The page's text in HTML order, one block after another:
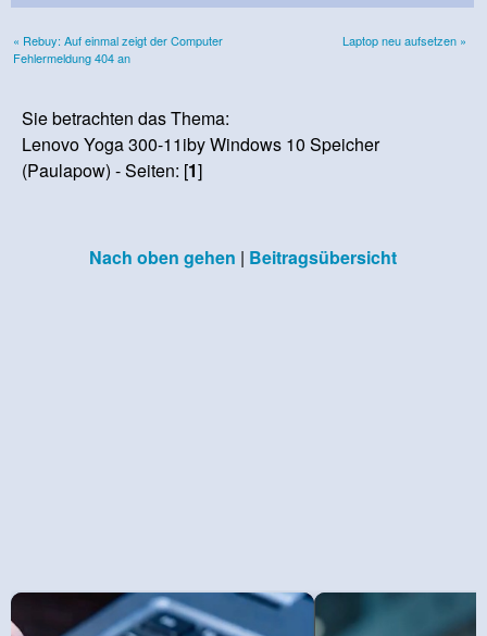
« Rebuy: Auf einmal zeigt der Computer
Fehlermeldung 404 an
Laptop neu aufsetzen »
Sie betrachten das Thema:
Lenovo Yoga 300-11iby Windows 10 Speicher
(Paulapow) - Seiten: [1]
Nach oben gehen | Beitragsübersicht